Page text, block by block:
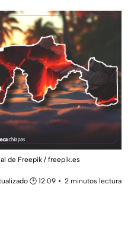
de Freepik / freepik.es
🕑 12:09
2 minutos lectura